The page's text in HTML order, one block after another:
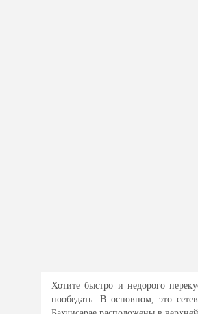
Хотите быстро и недорого
пообедать. В основном, это